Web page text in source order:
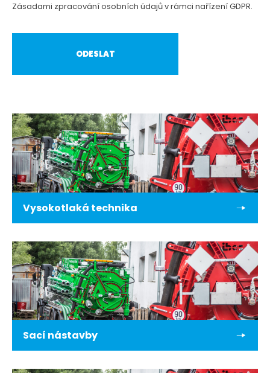
Vysokotlaká technika
Sací nástavby
Zásadami zpracování osobních údajů v rámci nařízení GDPR.